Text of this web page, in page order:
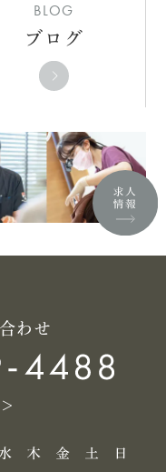
BLOG
ブログ
わせ